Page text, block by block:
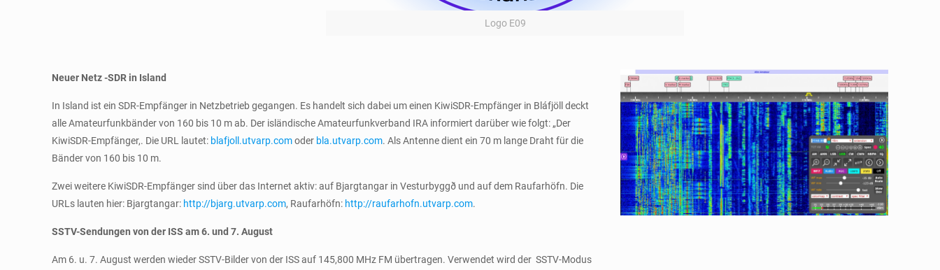
Logo E09
Neuer Netz -SDR in Island
In Island ist ein SDR-Empfänger in Netzbetrieb gegangen. Es handelt sich dabei um einen KiwiSDR-Empfänger in Bláfjöll deckt
alle Amateurfunkbänder von 160 bis 10 m ab. Der isländische Amateurfunkverband IRA informiert darüber wie folgt: „Der
KiwiSDR-Empfänger,. Die URL lautet: blafjoll.utvarp.comoder bla.utvarp.com. Als Antenne dient ein 70 m lange Draht für die
Bänder von 160 bis 10 m.
Zwei weitere KiwiSDR-Empfänger sind über das Internet aktiv: auf Bjargtangar in Vesturbyggð und auf dem Raufarhöfn. Die
URLs lauten hier: Bjargtangar: http://bjarg.utvarp.com, Raufarhöfn: http://raufarhofn.utvarp.com.
SSTV-Sendungen von der ISS am 6. und 7. August
Am 6. u. 7. August werden wieder SSTV-Bilder von der ISS auf 145,800 MHz FM übertragen. Verwendet wird der SSTV-Modus